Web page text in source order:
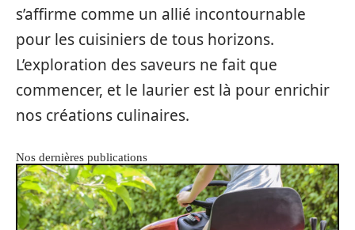
s’affirme comme un allié incontournable
pour les cuisiniers de tous horizons.
L’exploration des saveurs ne fait que
commencer, et le laurier est là pour enrichir
nos créations culinaires.
Nos dernières publications